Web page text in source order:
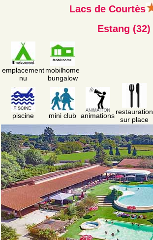
Lacs de Courtès
Estang (32)
emplacement
nu
mobilhome
bungalow
piscine mini club animationsrestauration
sur place